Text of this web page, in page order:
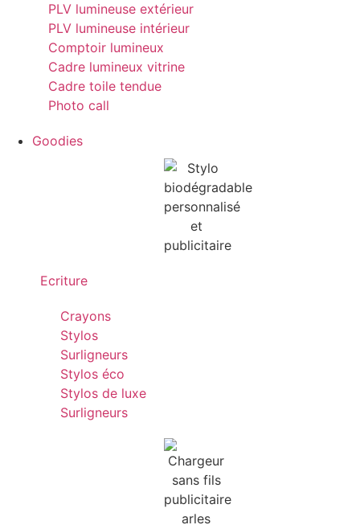
PLV lumineuse extérieur
PLV lumineuse intérieur
Comptoir lumineux
Cadre lumineux vitrine
Cadre toile tendue
Photo call
Goodies
Ecriture
Crayons
Stylos
Surligneurs
Stylos éco
Stylos de luxe
Surligneurs